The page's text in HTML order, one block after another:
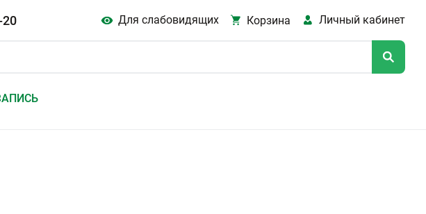
20 Для слабовидящих Корзина Личный кабинет